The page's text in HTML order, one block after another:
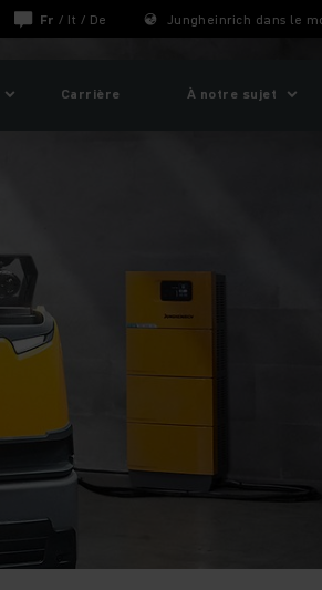
Fr / It / De Jungheinrich dans le
Carrière À notre sujet